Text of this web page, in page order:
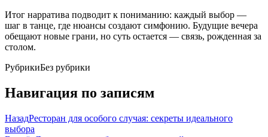
Итог нарратива подводит к пониманию: каждый выбор —
шаг в танце, где нюансы создают симфонию. Будущие вечера
обещают новые грани, но суть остается — связь, рожденная за
столом.
РубрикиБез рубрики
Навигация по записям
НазадРесторан для особого случая: секреты идеального
выбора